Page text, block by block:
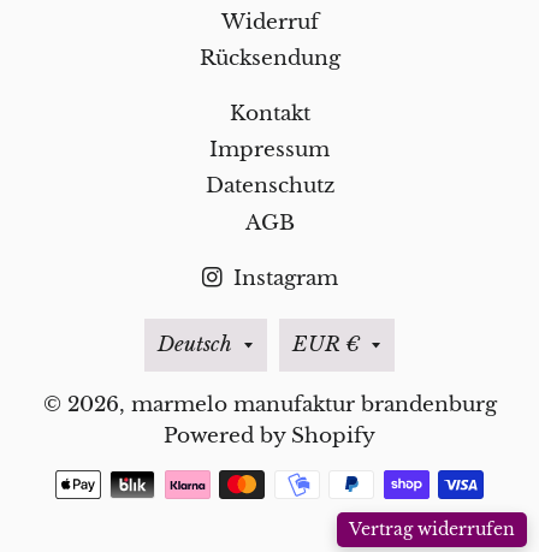
Widerruf
Rücksendung
Kontakt
Impressum
Datenschutz
AGB
Instagram
Sprache
Deutsch Währung
EUR €
© 2026, marmelo manufaktur brandenburg
Powered by Shopify
Zahlungsmethoden
Vertrag widerrufen